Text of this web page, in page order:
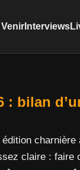
Interviews
: bilan
édition
claire :